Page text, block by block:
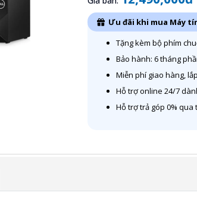
Ưu đãi khi mua Máy
Tặng kèm bộ phím
Bảo hành: 6 tháng
Miễn phí giao hàng,
Hỗ trợ online 24/7
Hỗ trợ trả góp 0% qua